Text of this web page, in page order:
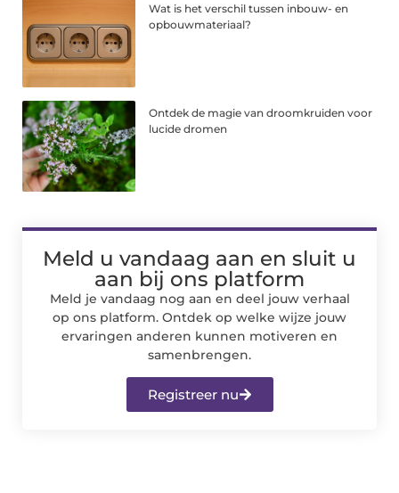
Wat is het verschil tussen inbouw- en
opbouwmateriaal?
Ontdek de magie van droomkruiden voor
lucide dromen
Meld u vandaag aan en sluit u
aan bij ons platform
Meld je vandaag nog aan en deel jouw verhaal
op ons platform. Ontdek op welke wijze jouw
ervaringen anderen kunnen motiveren en
samenbrengen.
Registreer nu